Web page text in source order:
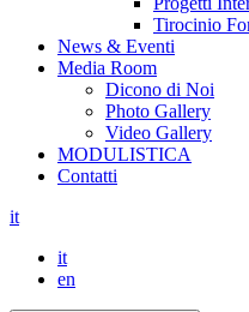
Tirocinio
News & Eventi
Media Room
Dicono di Noi
Photo Gallery
Video Gallery
MODULISTICA
Contatti
it
it
en